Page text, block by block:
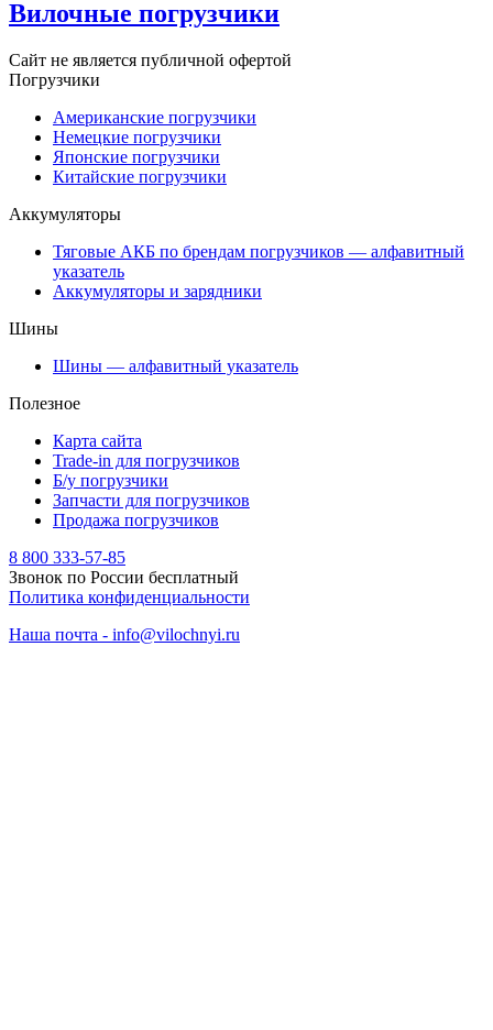
Вилочные погрузчики
Сайт не является публичной офертой
Погрузчики
Американские погрузчики
Немецкие погрузчики
Японские погрузчики
Китайские погрузчики
Аккумуляторы
Тяговые АКБ по брендам погрузчиков — алфавитный
указатель
Аккумуляторы и зарядники
Шины
Шины — алфавитный указатель
Полезное
Карта сайта
Trade-in для погрузчиков
Б/у погрузчики
Запчасти для погрузчиков
Продажа погрузчиков
8 800 333-57-85
Звонок по России бесплатный
Политика конфиденциальности
Наша почта - info@vilochnyi.ru